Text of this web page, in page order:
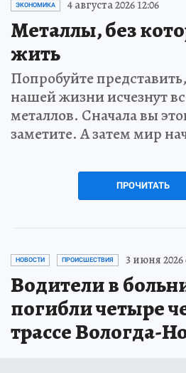
ЭКОНОМИКА 4 августа 2026 12:06
Металлы, без
жить
Попробуйте
нашей жизни исчезнут
металлов. Сначала вы
заметите. А затем мир
ПРОЧИТАТЬ
НОВОСТИ ПРОИСШЕСТВИЯ 3 июня 2026
Водители в
погибли четыре
трассе Вологда-